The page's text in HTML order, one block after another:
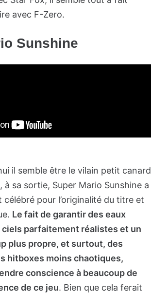
avec F-Zero.
Sunshine
il semble être le vilain petit canard
à sa sortie, Super Mario Sunshine a
pour l’originalité du titre et
Le fait de garantir des eaux
parfaitement réalistes et un
plus propre, et surtout, des
hitboxes moins chaotiques,
conscience à beaucoup de
de ce jeu. Bien que cela ferait